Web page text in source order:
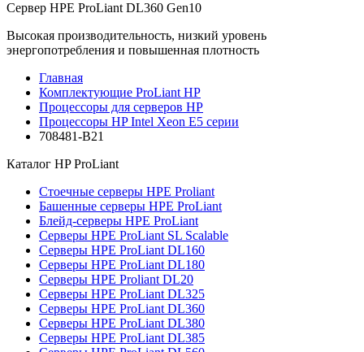
Сервер HPE ProLiant DL360 Gen10
Высокая производительность, низкий уровень
энергопотребления и повышенная плотность
Главная
Комплектующие ProLiant HP
Процессоры для серверов HP
Процессоры HP Intel Xeon E5 серии
708481-B21
Каталог HP ProLiant
Стоечные серверы HPE Proliant
Башенные серверы HPE ProLiant
Блейд-серверы HPE ProLiant
Серверы HPE ProLiant SL Scalable
Серверы HPE ProLiant DL160
Серверы HPE ProLiant DL180
Серверы HPE Proliant DL20
Серверы HPE ProLiant DL325
Серверы HPE ProLiant DL360
Серверы HPE ProLiant DL380
Серверы HPE ProLiant DL385